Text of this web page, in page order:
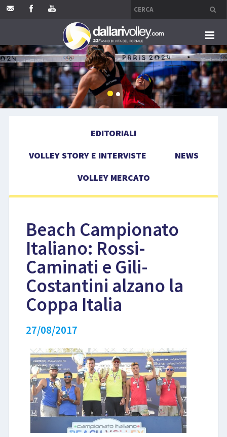
HOME
EDITORIALI
VOLLEY MERCATO
COMPETIZIONI
EVENTI
LIBRI
EDITORIALI
VOLLEY STORY E INTERVISTE
NEWS
VOLLEY MERCATO
Beach Campionato
Italiano: Rossi-
Caminati e Gili-
Costantini alzano la
Coppa Italia
27/08/2017